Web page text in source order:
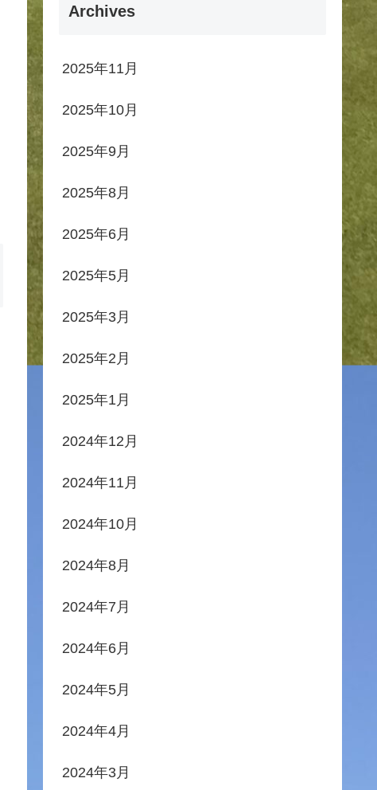
Archives
2025年11月
2025年10月
2025年9月
2025年8月
2025年6月
2025年5月
2025年3月
2025年2月
2025年1月
2024年12月
2024年11月
2024年10月
2024年8月
2024年7月
2024年6月
2024年5月
2024年4月
2024年3月